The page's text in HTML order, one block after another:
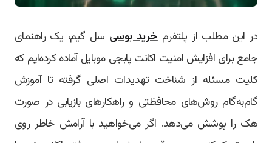
در این مطلب از پلتفرمخرید یوسی سل گیم، یک راهنمای
جامع برای افزایش امنیت اکانت پابجی موبایل آماده کرده‌ایم که
کلیت مسئله از شناخت تهدیدات اصلی گرفته تا آموزش
گام‌به‌گام روش‌های محافظتی و راهکارهای بازیابی در صورت
هک را پوشش می‌دهد. اگر می‌خواهید با آرامش خاطر روی